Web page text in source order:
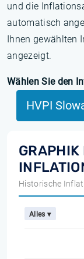
und die
automatisch
Ihnen gewählten
angezeigt.
Wählen Sie den
HVPI
GRAPHIK
Historische
Alles ▾